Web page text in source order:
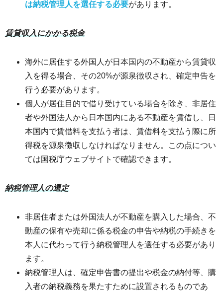
は納税管理人を選任する必要があります。
賃貸収入にかかる税金
海外に居住する外国人が日本国内の不動産から賃貸収
入を得る場合、その20%が源泉徴収され、確定申告を
行う必要があります。
個人が居住目的で借り受けている場合を除き、非居住
者や外国法人から日本国内にある不動産を賃借し、日
本国内で賃借料を支払う者は、賃借料を支払う際に所
得税を源泉徴収しなければなりません。この点につい
ては国税庁ウェブサイトで確認できます。
納税管理人の選定
非居住者または外国法人が不動産を購入した場合、不
動産の保有や売却に係る税金の申告や納税の手続きを
本人に代わって行う納税管理人を選任する必要があり
ます。
納税管理人は、確定申告書の提出や税金の納付等、購
入者の納税義務を果たすために設置されるものであ